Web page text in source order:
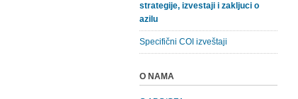
strategije, izvestaji i zakljuci o
azilu
Specifični COI izveštaji
O NAMA